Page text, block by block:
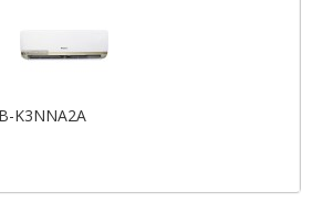
K3NNA2A